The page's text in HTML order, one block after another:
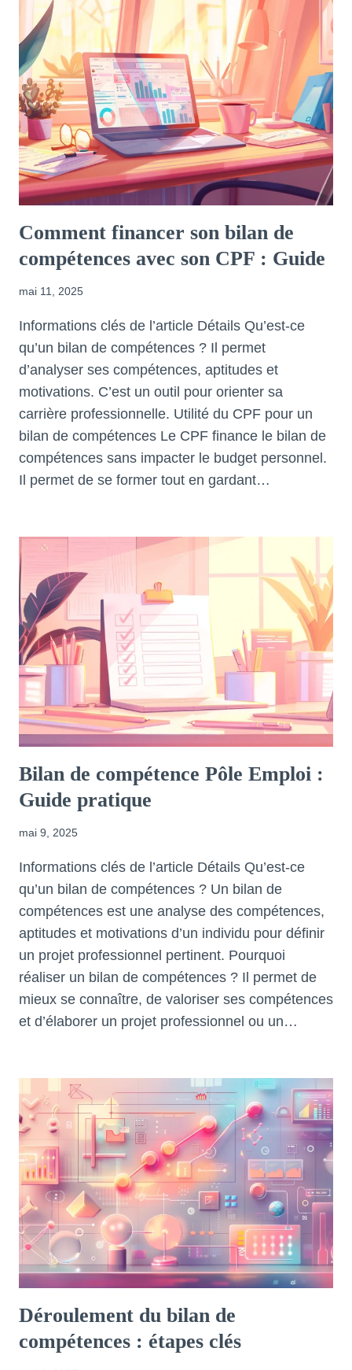
Comment financer son bilan de
compétences avec son CPF : Guide
mai 11, 2025
Informations clés de l’article Détails Qu’est-ce
qu’un bilan de compétences ? Il permet
d’analyser ses compétences, aptitudes et
motivations. C’est un outil pour orienter sa
carrière professionnelle. Utilité du CPF pour un
bilan de compétences Le CPF finance le bilan de
compétences sans impacter le budget personnel.
Il permet de se former tout en gardant…
Bilan de compétence Pôle Emploi :
Guide pratique
mai 9, 2025
Informations clés de l’article Détails Qu’est-ce
qu’un bilan de compétences ? Un bilan de
compétences est une analyse des compétences,
aptitudes et motivations d’un individu pour définir
un projet professionnel pertinent. Pourquoi
réaliser un bilan de compétences ? Il permet de
mieux se connaître, de valoriser ses compétences
et d’élaborer un projet professionnel ou un…
Déroulement du bilan de
compétences : étapes clés